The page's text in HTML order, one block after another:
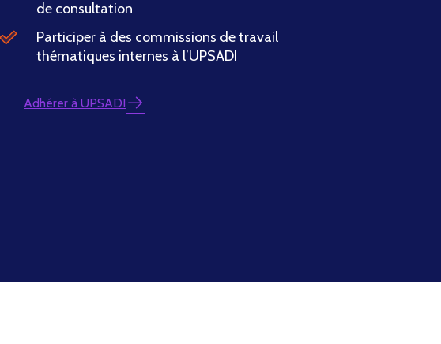
de consultation
Participer à des commissions de travail
thématiques internes à l’UPSADI
Adhérer à UPSADI